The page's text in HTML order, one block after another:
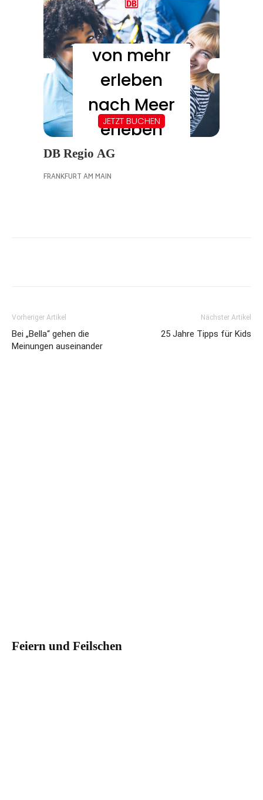
Vorheriger Artikel
Bei „Bella“ gehen die
Meinungen auseinander
Nächster Artikel
25 Jahre Tipps für Kids
Feiern und Feilschen